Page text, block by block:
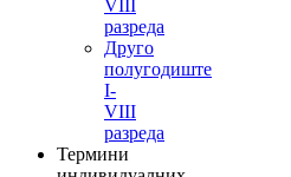
VIII
разреда
Друго
полугодиште
I-
VIII
разреда
Термини